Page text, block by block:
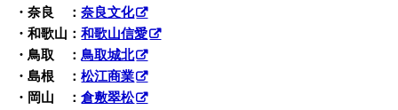
・奈良 ：奈良文化
・和歌山：和歌山信愛
・鳥取 ：鳥取城北
・島根 ：松江商業
・岡山 ：倉敷翠松